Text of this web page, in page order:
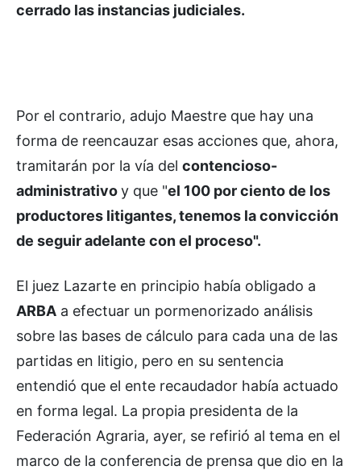
cerrado las instancias judiciales.
Por el contrario, adujo Maestre que hay una
forma de reencauzar esas acciones que, ahora,
tramitarán por la vía del contencioso-
administrativoy que "el 100 por ciento de los
productores litigantes, tenemos la convicción
de seguir adelante con el proceso".
El juez Lazarte en principio había obligado a
ARBA a efectuar un pormenorizado análisis
sobre las bases de cálculo para cada una de las
partidas en litigio, pero en su sentencia
entendió que el ente recaudador había actuado
en forma legal. La propia presidenta de la
Federación Agraria, ayer, se refirió al tema en el
marco de la conferencia de prensa que dio en la